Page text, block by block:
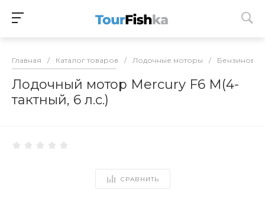
Главная / Каталог товаров / Лодочные моторы /
Лодочный мотор Mercury F6 M(4-
тактный, 6 л.с.)
СРАВНИТЬ